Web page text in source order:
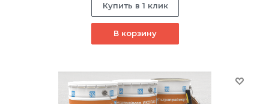
Купить в 1 клик
В корзину